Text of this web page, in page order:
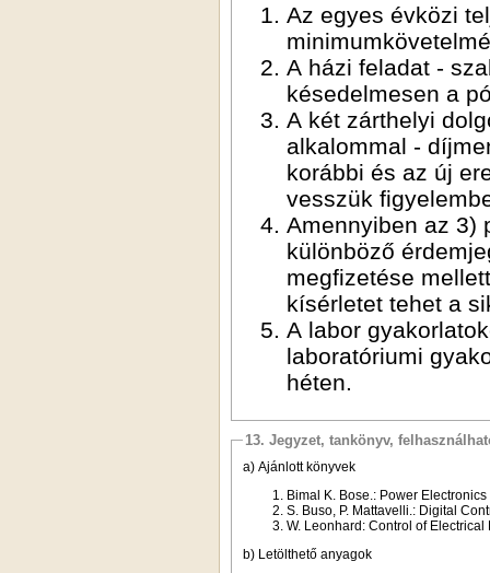
Az egyes évközi
A házi feladat -
késedelmesen a
A két zárthelyi
alkalommal -
korábbi és az új
vesszük
Amennyiben az 3)
különböző
megfizetése
kísérletet tehet a
A labor
laboratóriumi
héten.
13. Jegyzet, tankönyv,
a) Ajánlott könyvek
Bimal K. Bose.: Power
S. Buso, P. Mattavelli.: Digital
W. Leonhard: Control of Electrical
b) Letölthető anyagok